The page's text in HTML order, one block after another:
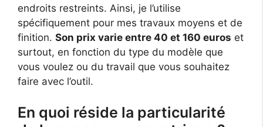
endroits restreints. Ainsi, je l’utilise
spécifiquement pour mes travaux moyens et de
finition. Son prix varie entre 40 et 160 euros et
surtout, en fonction du type du modèle que
vous voulez ou du travail que vous souhaitez
faire avec l’outil.
En quoi réside la particularité